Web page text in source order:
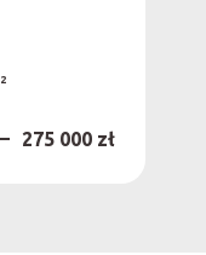
2
275 000 zł